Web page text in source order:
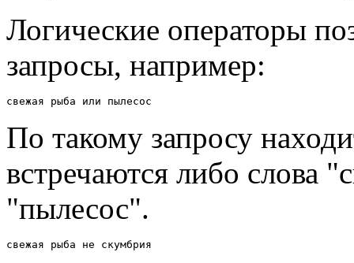
Логические операторы
запросы, например:
свежая рыба или пылесос
По такому запросу
встречаются либо слова
"пылесос".
свежая рыба не скумбрия